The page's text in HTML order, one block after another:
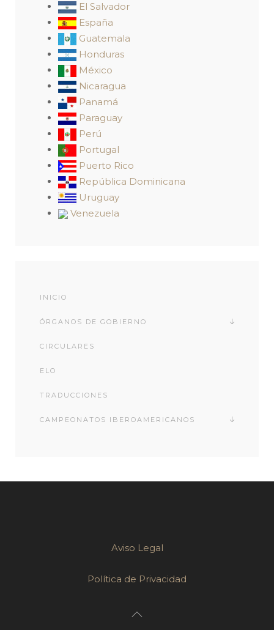
El Salvador
España
Guatemala
Honduras
México
Nicaragua
Panamá
Paraguay
Perú
Portugal
Puerto Rico
República Dominicana
Uruguay
Venezuela
INICIO
ÓRGANOS DE GOBIERNO
CIRCULARES
ELO
TRADUCCIONES
CAMPEONATOS IBEROAMERICANOS
Aviso Legal
Política de Privacidad